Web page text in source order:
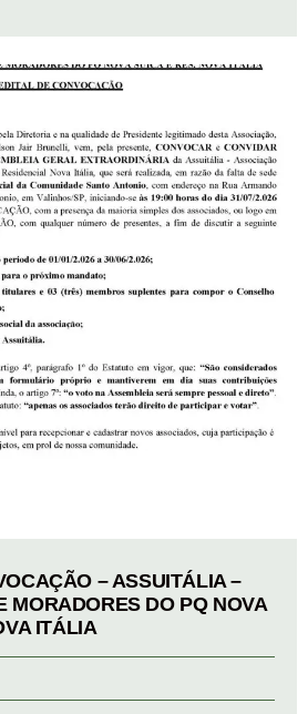
– ASSUITÁLIA –
MORADORES DO PQ NOVA
ITÁLIA